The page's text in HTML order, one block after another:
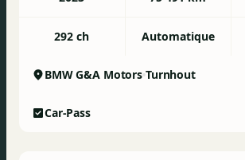
292 ch Automatique
BMW G&A Motors Turnhout
Car-Pass